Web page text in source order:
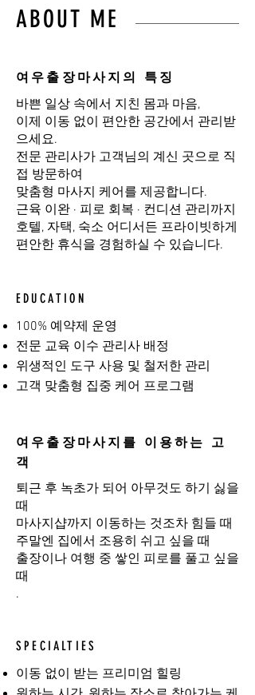
ABOUT ME
여우출장마사지의 특징
바쁜 일상 속에서 지친 몸과 마음,
이제 이동 없이 편안한 공간에서 관리받
으세요.
전문 관리사가 고객님의 계신 곳으로 직
접 방문하여
맞춤형 마사지 케어를 제공합니다.
근육 이완 · 피로 회복 · 컨디션 관리까지
호텔, 자택, 숙소 어디서든 프라이빗하게
편안한 휴식을 경험하실 수 있습니다.
EDUCATION
100% 예약제 운영
전문 교육 이수 관리사 배정
위생적인 도구 사용 및 철저한 관리
고객 맞춤형 집중 케어 프로그램
여우출장마사지를 이용하는 고
객
퇴근 후 녹초가 되어 아무것도 하기 싫을
때
마사지샵까지 이동하는 것조차 힘들 때
주말엔 집에서 조용히 쉬고 싶을 때
출장이나 여행 중 쌓인 피로를 풀고 싶을
때
.
SPECIALTIES
이동 없이 받는 프리미엄 힐링